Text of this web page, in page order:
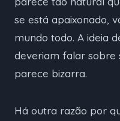
se está apaixonado,
mundo todo. A ideia
deveriam falar sobre
parece bizarra.
Há outra razão por